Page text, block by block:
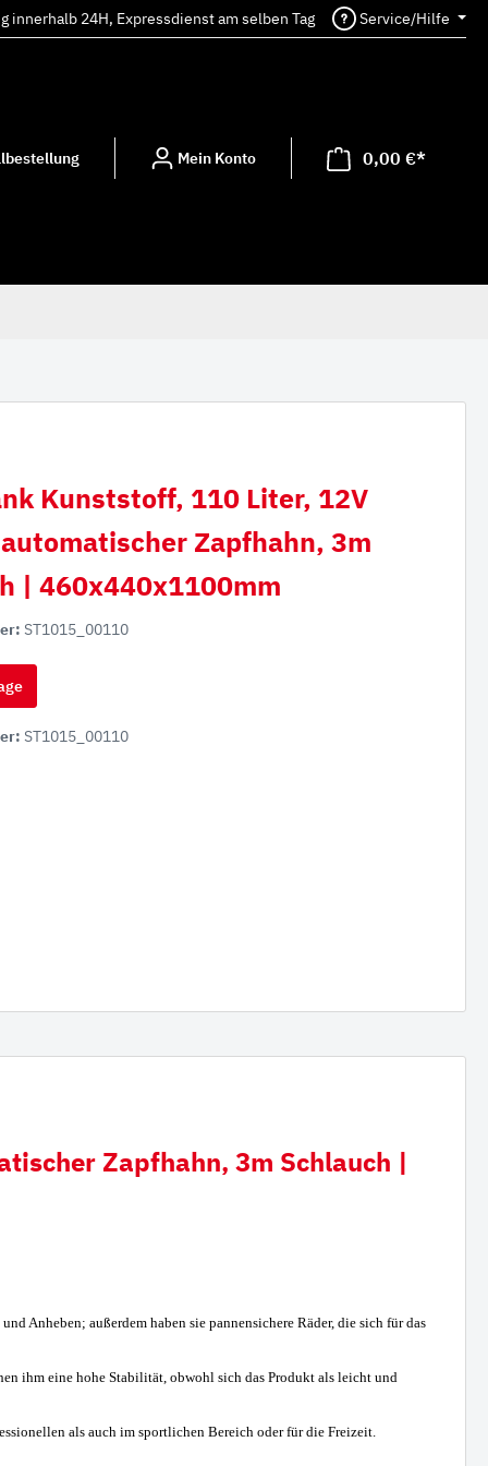
innerhalb 24H, Expressdienst am selben Tag Service/Hilfe
Mein Konto 0,00 €*
Kunststoff, 110 Liter, 12V
Zapfhahn, 3m
| 460x440x1100mm
ST1015_00110
ST1015_00110
Zapfhahn, 3m Schlauch |
Anheben; außerdem haben sie pannensichere Räder, die sich für das
ihm eine hohe Stabilität, obwohl sich das Produkt als leicht und
als auch im sportlichen Bereich oder für die Freizeit.